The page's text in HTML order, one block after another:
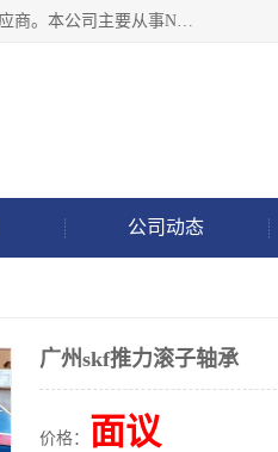
湖州恩斯凯工业技术有限公司位于湖州长兴，公司作为机械零部件以及多个品牌工业零配件专业集成供应商。本公司主要从事NSK进口轴承、SKF进口轴承、FAG进口轴承、NTN进口轴承、国产轴承：ZWZ、HRB、C&U轴承外球面轴承、导轨、丝杠、滑块、 润滑油、工业皮带及其他工业零部件的销售.
公司动态
广州skf推力滚子轴承
价格： 面议